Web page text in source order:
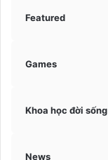
Featured
Games
Khoa học đời sống
News